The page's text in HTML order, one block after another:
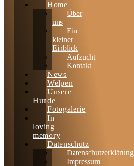
Home
Über
uns
Ein
kleiner
Einblick
Aufzucht
Kontakt
News
Welpen
Unsere
Hunde
Fotogalerie
In
loving
memory
Datenschutz
Datenschutzerklärung
Impressum